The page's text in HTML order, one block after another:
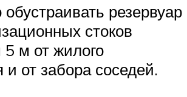
резервуар
стоков
м от жилого
от забора соседей.